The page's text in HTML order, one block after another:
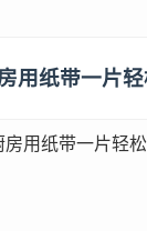
用纸带一片
用纸带一片轻